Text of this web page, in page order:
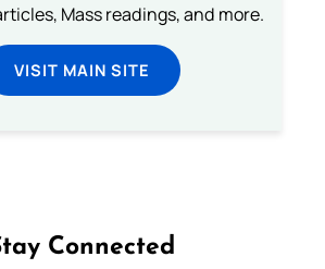
Mass readings, and more.
VISIT MAIN SITE
Connected